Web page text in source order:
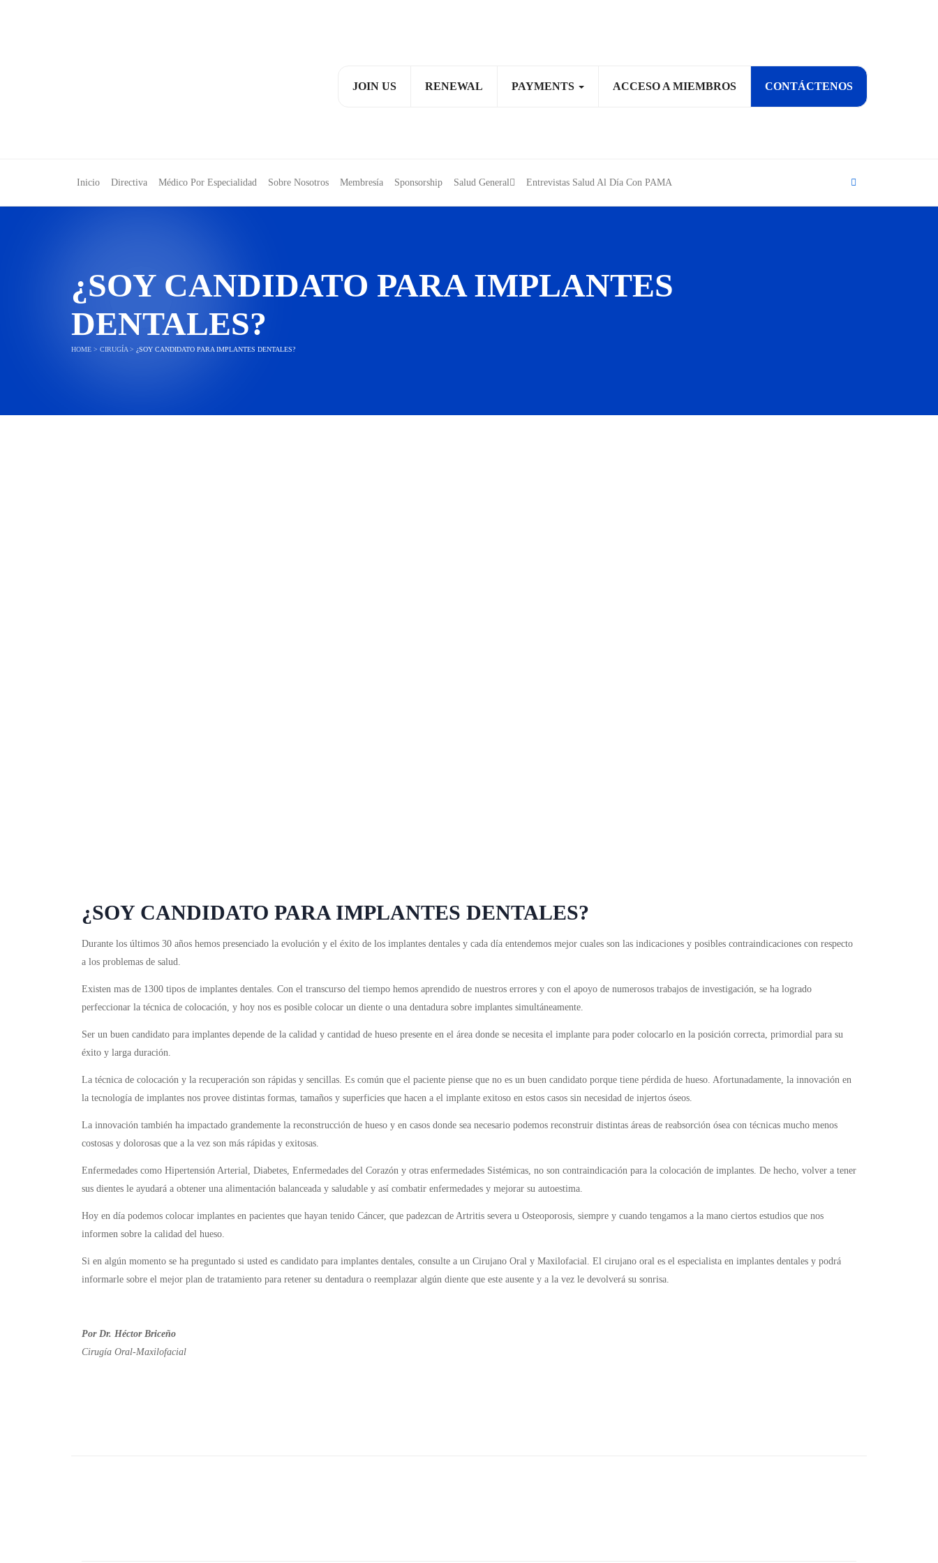
JOIN US RENEWAL PAYMENTS ACCESO A MIEMBROS CONTÁCTENOS
Inicio Directiva Médico Por Especialidad Sobre Nosotros Membresía Sponsorship Salud General Entrevistas Salud Al Día Con PAMA
¿SOY CANDIDATO PARA IMPLANTES
DENTALES?
HOME > CIRUGÍA > ¿SOY CANDIDATO PARA IMPLANTES DENTALES?
¿SOY CANDIDATO PARA IMPLANTES DENTALES?
Durante los últimos 30 años hemos presenciado la evolución y el éxito de los implantes dentales y cada día entendemos mejor cuales son las indicaciones y posibles contraindicaciones con respecto
a los problemas de salud.
Existen mas de 1300 tipos de implantes dentales. Con el transcurso del tiempo hemos aprendido de nuestros errores y con el apoyo de numerosos trabajos de investigación, se ha logrado
perfeccionar la técnica de colocación, y hoy nos es posible colocar un diente o una dentadura sobre implantes simultáneamente.
Ser un buen candidato para implantes depende de la calidad y cantidad de hueso presente en el área donde se necesita el implante para poder colocarlo en la posición correcta, primordial para su
éxito y larga duración.
La técnica de colocación y la recuperación son rápidas y sencillas. Es común que el paciente piense que no es un buen candidato porque tiene pérdida de hueso. Afortunadamente, la innovación en
la tecnología de implantes nos provee distintas formas, tamaños y superficies que hacen a el implante exitoso en estos casos sin necesidad de injertos óseos.
La innovación también ha impactado grandemente la reconstrucción de hueso y en casos donde sea necesario podemos reconstruir distintas áreas de reabsorción ósea con técnicas mucho menos
costosas y dolorosas que a la vez son más rápidas y exitosas.
Enfermedades como Hipertensión Arterial, Diabetes, Enfermedades del Corazón y otras enfermedades Sistémicas, no son contraindicación para la colocación de implantes. De hecho, volver a tener
sus dientes le ayudará a obtener una alimentación balanceada y saludable y así combatir enfermedades y mejorar su autoestima.
Hoy en día podemos colocar implantes en pacientes que hayan tenido Cáncer, que padezcan de Artritis severa u Osteoporosis, siempre y cuando tengamos a la mano ciertos estudios que nos
informen sobre la calidad del hueso.
Si en algún momento se ha preguntado si usted es candidato para implantes dentales, consulte a un Cirujano Oral y Maxilofacial. El cirujano oral es el especialista en implantes dentales y podrá
informarle sobre el mejor plan de tratamiento para retener su dentadura o reemplazar algún diente que este ausente y a la vez le devolverá su sonrisa.
Por Dr. Héctor Briceño
Cirugía Oral-Maxilofacial